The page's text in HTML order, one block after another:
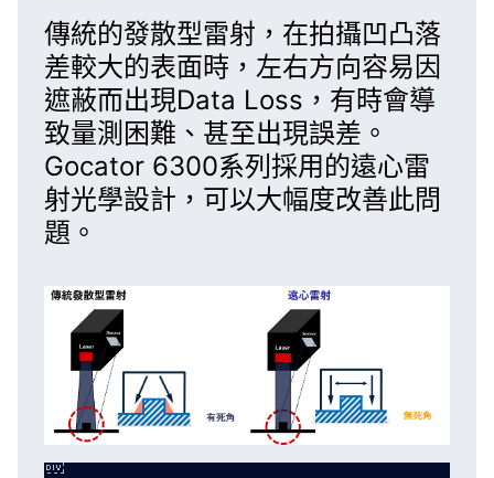
傳統的發散型雷射，在拍攝凹凸落
差較大的表面時，左右方向容易因
遮蔽而出現Data Loss，有時會導
致量測困難、甚至出現誤差。
Gocator 6300系列 採用的遠心雷
射光學設計，可以大幅度改善此問
題。